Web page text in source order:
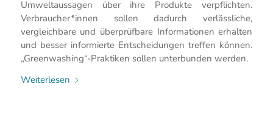
Umweltaussagen über ihre Produkte verpflichten.
Verbraucher*innen sollen dadurch verlässliche,
vergleichbare und überprüfbare Informationen erhalten
und besser informierte Entscheidungen treffen können.
„Greenwashing“-Praktiken sollen unterbunden werden.
Weiterlesen